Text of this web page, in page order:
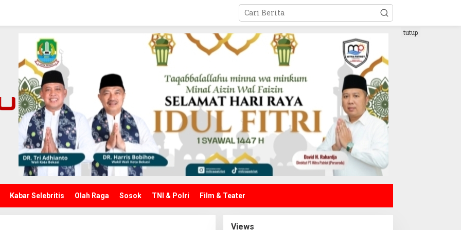
Kabar Selebritis Olah Raga Sosok TNI & Polri Film & Teater
tutup
Views